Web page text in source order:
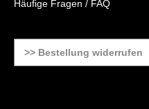
Häufige Fragen / FAQ
>> Bestellung widerrufen